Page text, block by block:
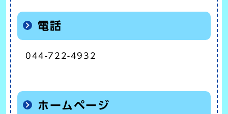
電話
044-722-4932
ホームページ